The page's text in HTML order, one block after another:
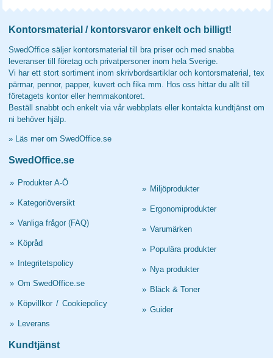
Kontorsmaterial / kontorsvaror enkelt och billigt!
SwedOffice säljer kontorsmaterial till bra priser och med snabba
leveranser till företag och privatpersoner inom hela Sverige.
Vi har ett stort sortiment inom skrivbordsartiklar och kontorsmaterial, tex
pärmar, pennor, papper, kuvert och fika mm. Hos oss hittar du allt till
företagets kontor eller hemmakontoret.
Beställ snabbt och enkelt via vår webbplats eller kontakta kundtjänst om
ni behöver hjälp.
» Läs mer om SwedOffice.se
SwedOffice.se
» Produkter A-Ö
» Kategoriöversikt
» Vanliga frågor (FAQ)
» Köpråd
» Integritetspolicy
» Om SwedOffice.se
» Köpvillkor / Cookiepolicy
» Leverans
» Miljöprodukter
» Ergonomiprodukter
» Varumärken
» Populära produkter
» Nya produkter
» Bläck & Toner
» Guider
Kundtjänst